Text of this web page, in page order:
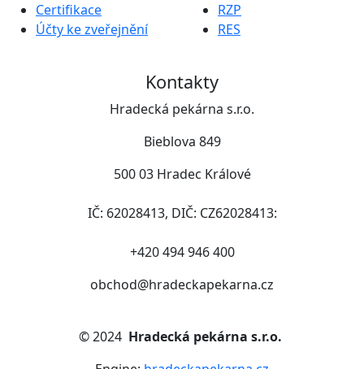
Certifikace
Účty ke zveřejnění
RZP
RES
Kontakty
Hradecká pekárna s.r.o.
Bieblova 849
500 03 Hradec Králové
IČ: 62028413, DIČ: CZ62028413:
+420 494 946 400
obchod@hradeckapekarna.cz
©2024 Hradecká pekárna s.r.o.